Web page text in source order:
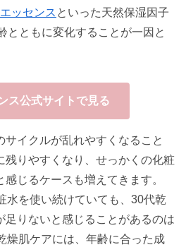
ッセンス といった天然保湿因子
とともに変化することが一因と
ス公式サイトで見る
サイクルが乱れやすくなること
残りやすくなり、せっかくの化粧
じるケースも増えてきます。
水を使い続けていても、30代乾
足りないと感じることがあるのは
燥肌ケアには、年齢に合った成